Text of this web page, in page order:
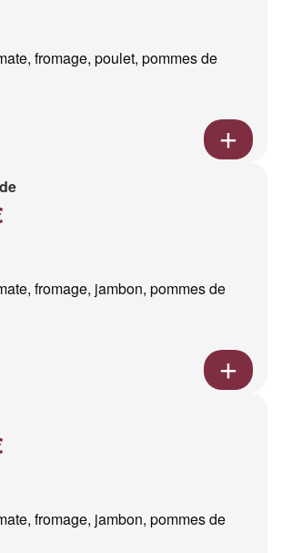
fromage, poulet, pommes de
fromage, jambon, pommes de
fromage, jambon, pommes de